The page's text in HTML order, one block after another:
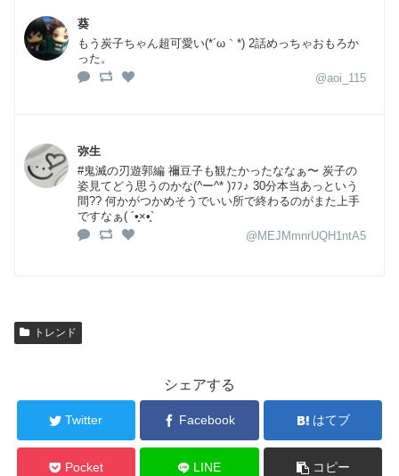
葵
もう炭子ちゃん超可愛い(*´ω｀*) 2話めっちゃおもろか
った。
@aoi_115
弥生
#鬼滅の刃遊郭編 禰豆子も観たかったななぁ〜 炭子の
姿見てどう思うのかな(^ー^* )ﾌﾌ♪ 30分本当あっという
間?? 何かがつかめそうでいい所で終わるのがまた上手
ですなぁ( ´•̥×•̥`
@MEJMmnrUQH1ntA5
トレンド
シェアする
Twitter Facebook はてブ
Pocket LINE コピー